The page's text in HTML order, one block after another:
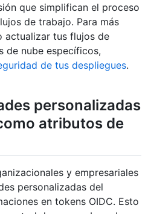
que simplifican el proceso
de trabajo. Para más
actualizar tus flujos de
de nube específicos,
de tus despliegues.
personalizadas
atributos de
y empresariales
personalizadas del
en tokens OIDC. Esto